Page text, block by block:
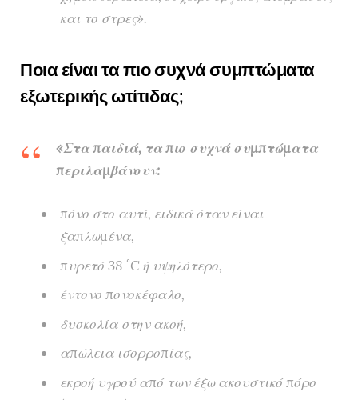
και το στρες».
Ποια είναι τα πιο συχνά συμπτώματα
εξωτερικής ωτίτιδας;
«Στα παιδιά, τα πιο συχνά συμπτώματα
περιλαμβάνουν:
πόνο στο αυτί, ειδικά όταν είναι
ξαπλωμένα,
πυρετό 38 ˚C ή υψηλότερο,
έντονο πονοκέφαλο,
δυσκολία στην ακοή,
απώλεια ισορροπίας,
εκροή υγρού από των έξω ακουστικό πόρο